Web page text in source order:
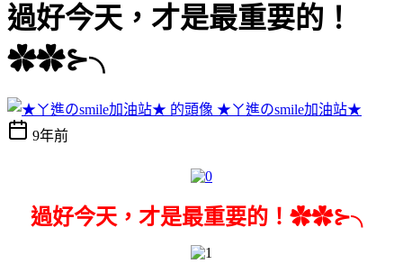
過好今天，才是最重要的！
✿✿⊱╮
★ㄚ進のsmile加油站★
9年前
過好今天，才是最重要的！✿✿⊱╮